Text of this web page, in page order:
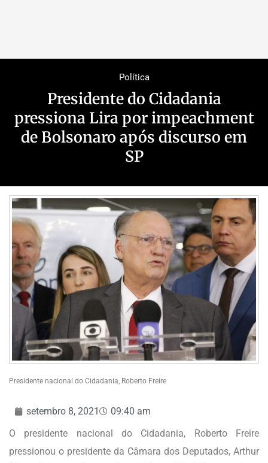
Política
Presidente do Cidadania
pressiona Lira por impeachment
de Bolsonaro após discurso em
SP
Presidente nacional do Cidadania, Roberto Freire
setembro 8, 2021
09:40 am
O presidente nacional do Cidadania, Roberto Freire
pressionou o presidente da Câmara dos Deputados, Arthur